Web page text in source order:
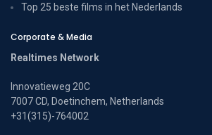
Top 25 beste films in het Nederlands
Corporate & Media
Realtimes Network
Innovatieweg 20C
7007 CD, Doetinchem, Netherlands
+31(315)-764002